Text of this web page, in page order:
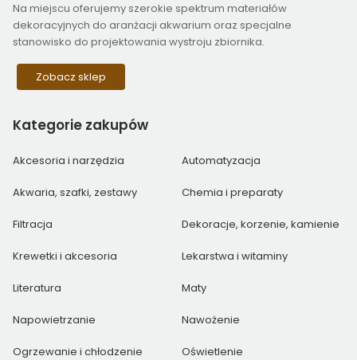
Na miejscu oferujemy szerokie spektrum materiałów
dekoracyjnych do aranżacji akwarium oraz specjalne
stanowisko do projektowania wystroju zbiornika.
Zobacz sklep
Kategorie zakupów
Akcesoria i narzędzia Automatyzacja
Akwaria, szafki, zestawy Chemia i preparaty
Filtracja Dekoracje, korzenie, kamienie
Krewetki i akcesoria Lekarstwa i witaminy
Literatura Maty
Napowietrzanie Nawożenie
Ogrzewanie i chłodzenie Oświetlenie